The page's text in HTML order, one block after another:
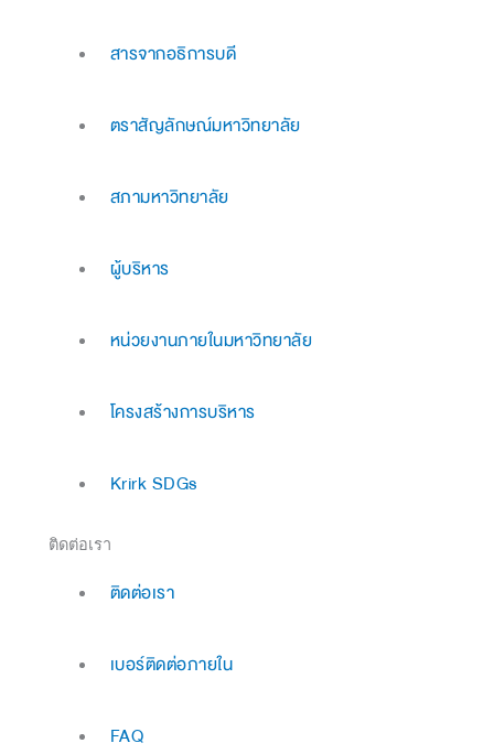
สารจากอธิการบดี
ตราสัญลักษณ์มหาวิทยาลัย
สภามหาวิทยาลัย
ผู้บริหาร
หน่วยงานภายในมหาวิทยาลัย
โครงสร้างการบริหาร
Krirk SDGs
ติดต่อเรา
ติดต่อเรา
เบอร์ติดต่อภายใน
FAQ